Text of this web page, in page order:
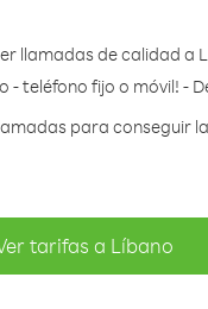
llamadas de calidad a
- teléfono fijo o móvil! -
para conseguir
tarifas a Líbano